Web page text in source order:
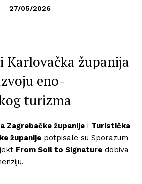
27/05/2026
Karlovačka županija
eno-
turizma
Zagrebačke županije i Turistička
županije potpisale su Sporazum
From Soil to Signature dobiva